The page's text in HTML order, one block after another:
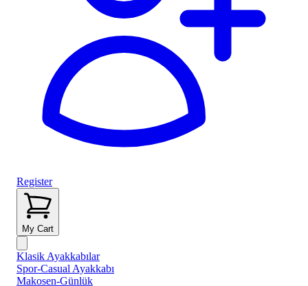
Register
My Cart
Klasik Ayakkabılar
Spor-Casual Ayakkabı
Makosen-Günlük